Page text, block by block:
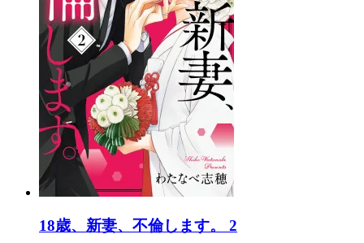
18歳、新妻、不倫します。 2